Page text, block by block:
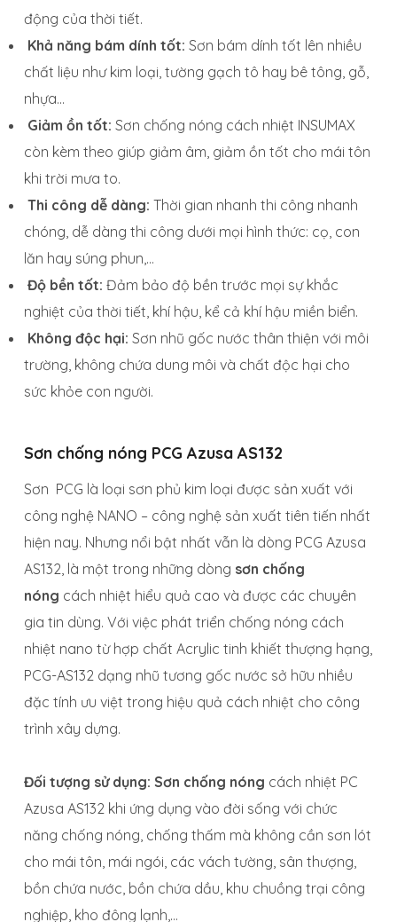
động của thời tiết.
Khả năng bám dính tốt: Sơn bám dính tốt lên nhiều
chất liệu như kim loại, tường gạch tô hay bê tông, gỗ,
nhựa…
Giảm ồn tốt: Sơn chống nóng cách nhiệt INSUMAX
còn kèm theo giúp giảm âm, giảm ồn tốt cho mái tôn
khi trời mưa to.
Thi công dễ dàng: Thời gian nhanh thi công nhanh
chóng, dễ dàng thi công dưới mọi hình thức: cọ, con
lăn hay súng phun,…
Độ bền tốt: Đảm bảo độ bền trước mọi sự khắc
nghiệt của thời tiết, khí hậu, kể cả khí hậu miền biển.
Không độc hại: Sơn nhũ gốc nước thân thiện với môi
trường, không chứa dung môi và chất độc hại cho
sức khỏe con người.
Sơn chống nóng PCG Azusa AS132
Sơn PCG là loại sơn phủ kim loại được sản xuất với
công nghệ NANO – công nghệ sản xuất tiên tiến nhất
hiện nay. Nhưng nổi bật nhất vẫn là dòng PCG Azusa
AS132, là một trong những dòng sơn chống
nóng cách nhiệt hiểu quả cao và được các chuyên
gia tin dùng. Với việc phát triển chống nóng cách
nhiệt nano từ hợp chất Acrylic tinh khiết thượng hạng,
PCG-AS132 dạng nhũ tương gốc nước sở hữu nhiều
đặc tính ưu việt trong hiệu quả cách nhiệt cho công
trình xây dựng.
Đối tượng sử dụng: Sơn chống nóng cách nhiệt PC
Azusa AS132 khi ứng dụng vào đời sống với chức
năng chống nóng, chống thấm mà không cần sơn lót
cho mái tôn, mái ngói, các vách tường, sân thượng,
bồn chứa nước, bồn chứa dầu, khu chuồng trại công
nghiệp, kho đông lạnh,…